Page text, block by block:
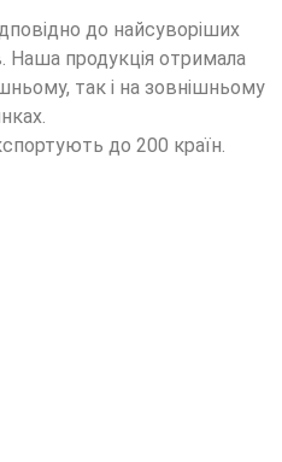
до найсуворіших
Наша продукція отримала
так і на зовнішньому
до 200 країн.